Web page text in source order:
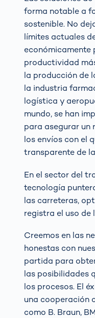
forma notable a
sostenible. No
límites actuales
productividad
la producción de
la industria
logística y
mundo, se han
para asegurar un
los envíos con el
transparente de
En el sector del
tecnología
las carreteras,
registra el uso de
Creemos en las
honestas con
partida para
las posibilidades
los procesos. El
una cooperación
como B. Braun,